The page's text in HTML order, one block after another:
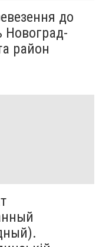
до
Новоград-
район